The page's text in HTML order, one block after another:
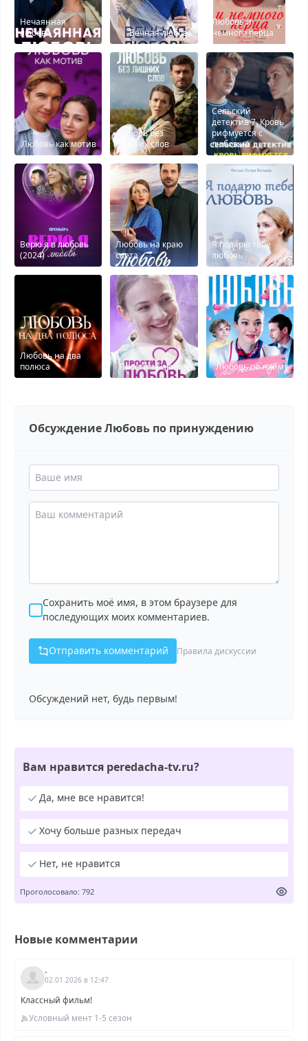
Нечаянная
любовь
Вечная любовь
Любовь и
немного перца
Любовь как мотив
Любовь без
лишних слов
Сельский
детектив 7. Кровь
рифмуется с
любовью
Верю я в любовь
(2024)
Любовь на краю
света
Я подарю тебе
любовь
Любовь на два
полюса
Прости за любовь Любовь по найму
Обсуждение Любовь по принуждению
Сохранить моё имя, в этом браузере для
последующих моих комментариев.
Отправить комментарий Правила дискуссии
Обсуждений нет, будь первым!
Вам нравится peredacha-tv.ru?
Да, мне все нравится!
Хочу больше разных передач
Нет, не нравится
Проголосовало: 792
Новые комментарии
.
02.01.2026 в 12:47
Классный фильм!
Условный мент 1-5 сезон